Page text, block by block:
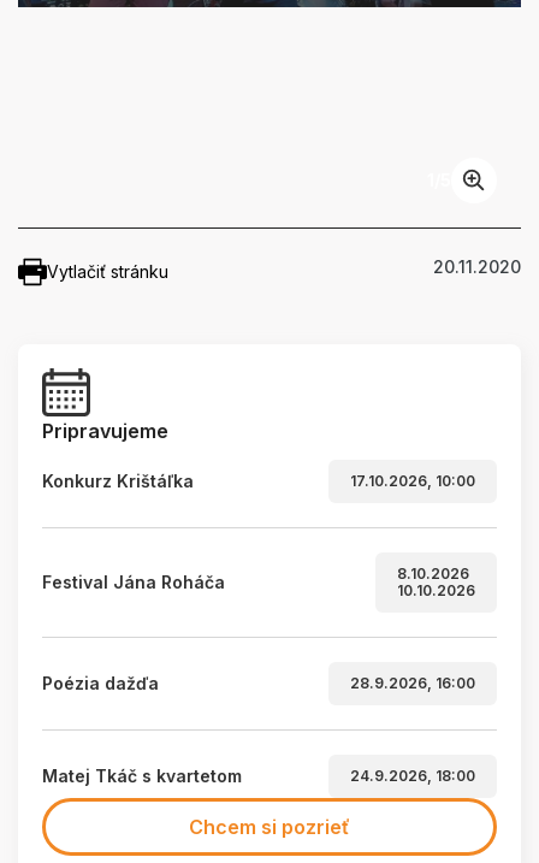
Vytlačiť stránku 20.11.2020
Pripravujeme
Konkurz Krištáľka 17.10.2026, 10:00
Festival Jána Roháča
8.10.2026
10.10.2026
Poézia dažďa 28.9.2026, 16:00
Matej Tkáč s kvartetom 24.9.2026, 18:00
Chcem si pozrieť